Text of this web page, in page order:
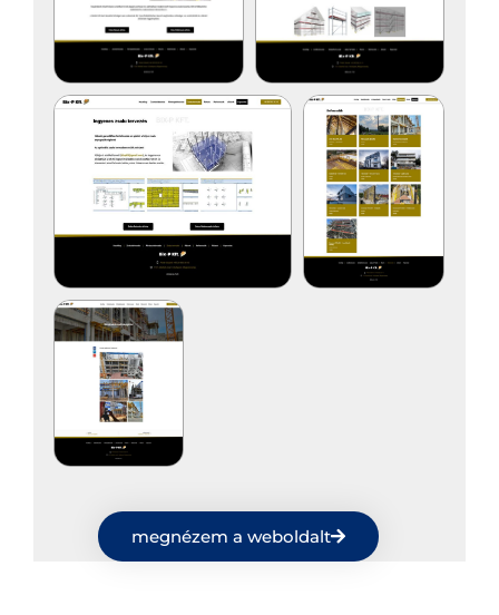
megnézem a weboldalt